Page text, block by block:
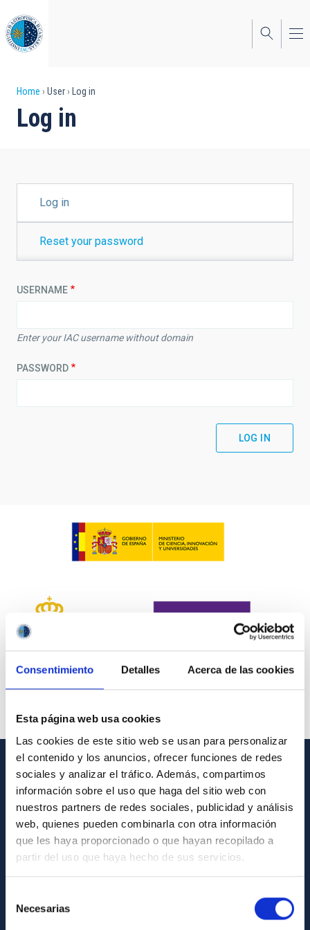
Consentimiento Detalles Acerca de las cookies
Esta página web usa cookies
Las cookies de este sitio web se usan para personalizar
el contenido y los anuncios, ofrecer funciones de redes
sociales y analizar el tráfico. Además, compartimos
información sobre el uso que haga del sitio web con
nuestros partners de redes sociales, publicidad y análisis
web, quienes pueden combinarla con otra información
que les haya proporcionado o que hayan recopilado a
partir del uso que haya hecho de sus servicios.
Necesarias
to
main
content
Breadcrumb
Home User Log in
Log in
TABSLog in
Reset your password
USERNAME
Enter your IAC username without domain
PASSWORD
GENERAL INFORMATION
Contact
How to get to the IAC
List of personnel
Library
General register